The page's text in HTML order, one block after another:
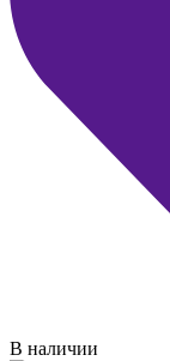
В наличии